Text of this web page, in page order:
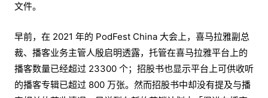
文件。
早前，在 2021 年的 PodFest China 大会上，喜马拉雅副总
裁、播客业务主管人殷启明透露，托管在喜马拉雅平台上的
播客数量已经超过 23300 个；招股书也显示平台上可供收听
的播客专辑已超过 800 万张。然而招股书中却没有提及与播